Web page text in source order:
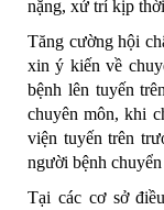
nặng, xử trí kịp
Tăng cường hội
xin ý kiến về
bệnh lên tuyến
chuyên môn, khi
viện tuyến trên
người bệnh
Tại các cơ sở